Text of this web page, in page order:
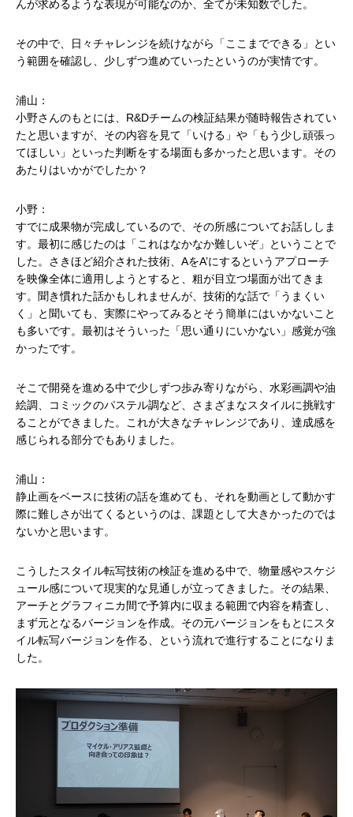
んが求めるような表現が可能なのか、全てが未知数でした。
その中で、日々チャレンジを続けながら「ここまでできる」とい
う範囲を確認し、少しずつ進めていったというのが実情です。
浦山：
小野さんのもとには、R&Dチームの検証結果が随時報告されてい
たと思いますが、その内容を見て「いける」や「もう少し頑張っ
てほしい」といった判断をする場面も多かったと思います。その
あたりはいかがでしたか？
小野：
すでに成果物が完成しているので、その所感についてお話ししま
す。最初に感じたのは「これはなかなか難しいぞ」ということで
した。さきほど紹介された技術、AをA’にするというアプローチ
を映像全体に適用しようとすると、粗が目立つ場面が出てきま
す。聞き慣れた話かもしれませんが、技術的な話で「うまくい
く」と聞いても、実際にやってみるとそう簡単にはいかないこと
も多いです。最初はそういった「思い通りにいかない」感覚が強
かったです。
そこで開発を進める中で少しずつ歩み寄りながら、水彩画調や油
絵調、コミックのパステル調など、さまざまなスタイルに挑戦す
ることができました。これが大きなチャレンジであり、達成感を
感じられる部分でもありました。
浦山：
静止画をベースに技術の話を進めても、それを動画として動かす
際に難しさが出てくるというのは、課題として大きかったのでは
ないかと思います。
こうしたスタイル転写技術の検証を進める中で、物量感やスケジ
ュール感について現実的な見通しが立ってきました。その結果、
アーチとグラフィニカ間で予算内に収まる範囲で内容を精査し、
まず元となるバージョンを作成。その元バージョンをもとにスタ
イル転写バージョンを作る、という流れで進行することになりま
した。